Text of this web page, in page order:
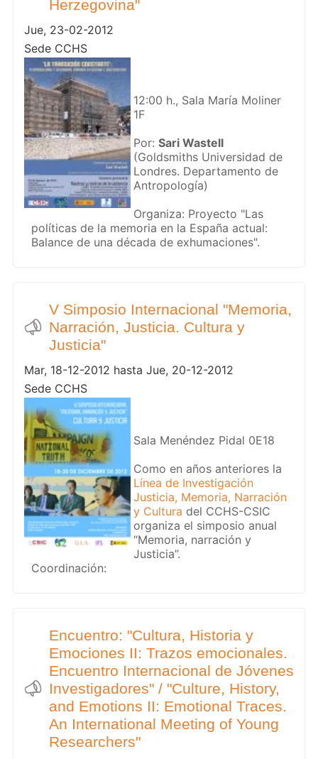
Herzegovina"
Jue, 23-02-2012
Sede CCHS
12:00 h., Sala María Moliner
1F
Por: Sari Wastell
(Goldsmiths Universidad de
Londres. Departamento de
Antropología)
Organiza: Proyecto "Las
políticas de la memoria en la España actual:
Balance de una década de exhumaciones".
V Simposio Internacional "Memoria,
Narración, Justicia. Cultura y
Justicia"
Mar, 18-12-2012 hasta Jue, 20-12-2012
Sede CCHS
Sala Menéndez Pidal 0E18
Como en años anteriores la
Línea de Investigación
Justicia, Memoria, Narración
y Cultura del CCHS-CSIC
organiza el simposio anual
“Memoria, narración y
Justicia”.
Coordinación:
Encuentro: "Cultura, Historia y
Emociones II: Trazos emocionales.
Encuentro Internacional de Jóvenes
Investigadores" / "Culture, History,
and Emotions II: Emotional Traces.
An International Meeting of Young
Researchers"